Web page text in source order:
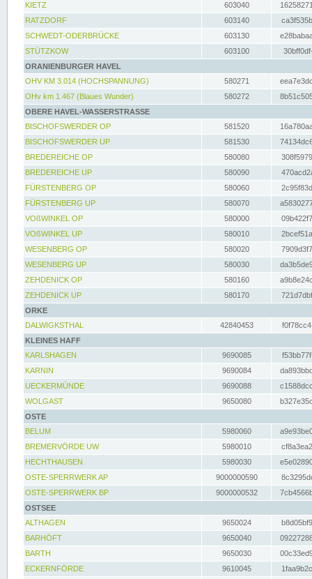
KIETZ
603040
RATZDORF
603140
SCHWEDT-ODERBRÜCKE
603130
STÜTZKOW
603100
ORANIENBURGER HAVEL
OHV KM 3.014 (HOCHSPANNUNG)
580271
OHv km 1.467 (Blaues Wunder)
580272
OBERE HAVEL-WASSERSTRASSE
BISCHOFSWERDER OP
581520
BISCHOFSWERDER UP
581530
BREDEREICHE OP
580080
BREDEREICHE UP
580090
FÜRSTENBERG OP
580060
FÜRSTENBERG UP
580070
VOßWINKEL OP
580000
VOßWINKEL UP
580010
WESENBERG OP
580020
WESENBERG UP
580030
ZEHDENICK OP
580160
ZEHDENICK UP
580170
ORKE
DALWIGKSTHAL
42840453
KLEINES HAFF
KARLSHAGEN
9690085
KARNIN
9690084
UECKERMÜNDE
9690088
WOLGAST
9650080
OSTE
BELUM
5980060
BREMERVÖRDE UW
5980010
HECHTHAUSEN
5980030
OSTE-SPERRWERK AP
9000000590
OSTE-SPERRWERK BP
9000000532
OSTSEE
ALTHAGEN
9650024
BARHÖFT
9650040
BARTH
9650030
ECKERNFÖRDE
9610045